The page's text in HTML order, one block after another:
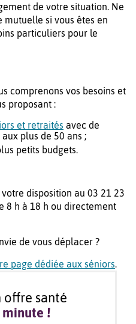
de votre situation. Ne
mutuelle si vous êtes en
particuliers pour le
comprenons vos besoins et
proposant :
et retraités avec de
plus de 50 ans ;
petits budgets.
disposition au 03 21 23
8 h à 18 h ou directement
de vous déplacer ?
page dédiée aux séniors.
offre santé
minute !